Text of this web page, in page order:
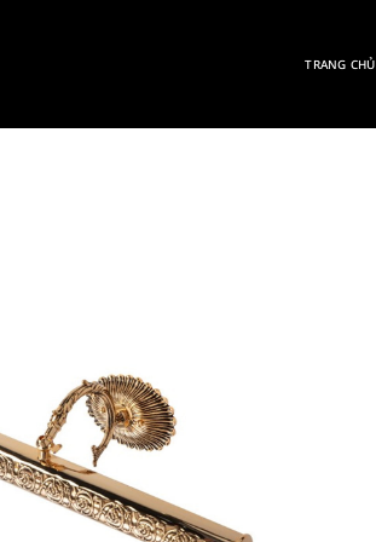
TRANG CHỦ